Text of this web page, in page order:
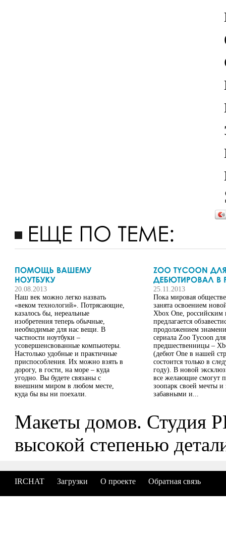
20.08.2013
Наш век можно легко назвать
«веком технологий». Потрясающие,
казалось бы, нереальные
изобретения теперь обычные,
необходимые для нас вещи. В
частности ноутбуки –
усовершенсвованные компьютеры.
Настолько удобные и практичные
приспособления. Их можно взять в
дорогу, в гости, на море – куда
угодно. Вы будете связаны с
внешним миром в любом месте,
куда бы вы ни поехали.
25.11.2013
Пока мировая
занята освоением
Xbox One, российским
предлагается
продолжением
сериала Zoo Tycoon для
предшественницы –
(дебют One в нашей
состоится только в
году). В новой
все желающие смогут
зоопарк своей мечты и
забавными и...
Макеты домов. Студия
высокой степенью
IRCHAT Загрузки О проекте Обратная связь